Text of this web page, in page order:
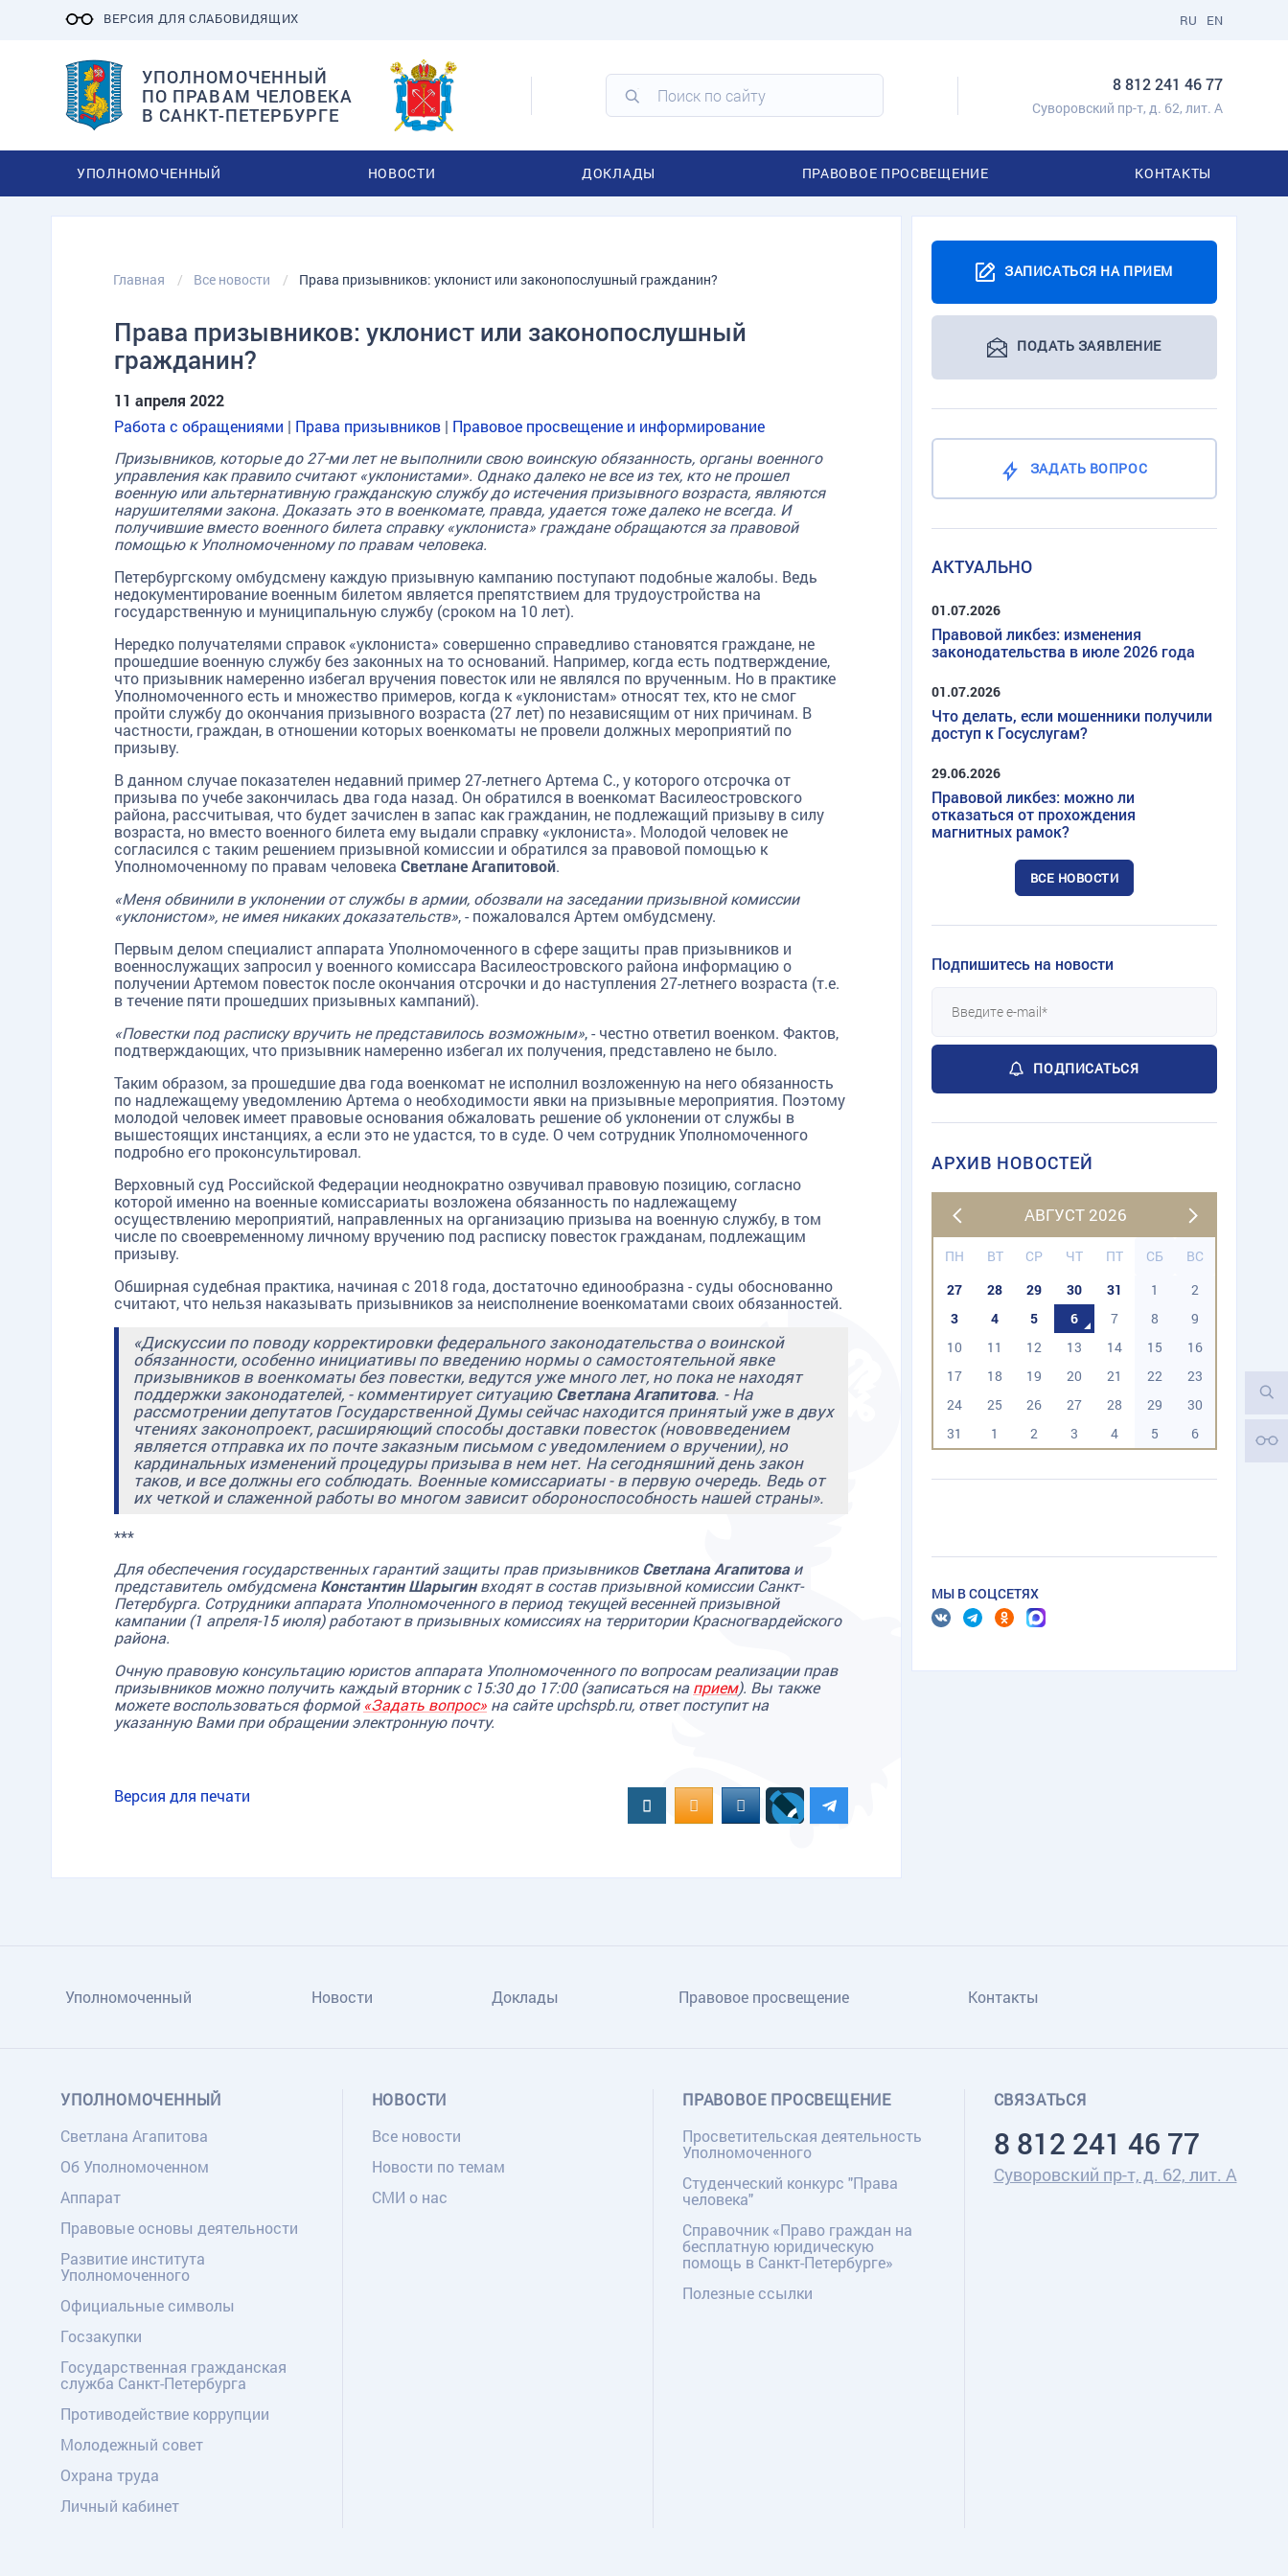
ВЕРСИЯ ДЛЯ СЛАБОВИДЯЩИХ EN
RU
УПОЛНОМОЧЕННЫЙ
ПО ПРАВАМ ЧЕЛОВЕКА
В САНКТ-ПЕТЕРБУРГЕ
8 812 241 46 77
Суворовский пр-т, д. 62, лит. А
УПОЛНОМОЧЕННЫЙ НОВОСТИ ДОКЛАДЫ ПРАВОВОЕ ПРОСВЕЩЕНИЕ КОНТАКТЫ
Главная Все новости Права призывников: уклонист или законопослушный гражданин?
Права призывников: уклонист или законопослушный
гражданин?
11 апреля 2022
Работа с обращениями | Права призывников | Правовое просвещение и информирование
Призывников, которые до 27-ми лет не выполнили свою воинскую обязанность, органы военного
управления как правило считают «уклонистами». Однако далеко не все из тех, кто не прошел
военную или альтернативную гражданскую службу до истечения призывного возраста, являются
нарушителями закона. Доказать это в военкомате, правда, удается тоже далеко не всегда. И
получившие вместо военного билета справку «уклониста» граждане обращаются за правовой
помощью к Уполномоченному по правам человека.
Петербургскому омбудсмену каждую призывную кампанию поступают подобные жалобы. Ведь
недокументирование военным билетом является препятствием для трудоустройства на
государственную и муниципальную службу (сроком на 10 лет).
Нередко получателями справок «уклониста» совершенно справедливо становятся граждане, не
прошедшие военную службу без законных на то оснований. Например, когда есть подтверждение,
что призывник намеренно избегал вручения повесток или не являлся по врученным. Но в практике
Уполномоченного есть и множество примеров, когда к «уклонистам» относят тех, кто не смог
пройти службу до окончания призывного возраста (27 лет) по независящим от них причинам. В
частности, граждан, в отношении которых военкоматы не провели должных мероприятий по
призыву.
В данном случае показателен недавний пример 27-летнего Артема С., у которого отсрочка от
призыва по учебе закончилась два года назад. Он обратился в военкомат Василеостровского
района, рассчитывая, что будет зачислен в запас как гражданин, не подлежащий призыву в силу
возраста, но вместо военного билета ему выдали справку «уклониста». Молодой человек не
согласился с таким решением призывной комиссии и обратился за правовой помощью к
Уполномоченному по правам человека Светлане Агапитовой.
«Меня обвинили в уклонении от службы в армии, обозвали на заседании призывной комиссии
«уклонистом», не имея никаких доказательств», - пожаловался Артем омбудсмену.
Первым делом специалист аппарата Уполномоченного в сфере защиты прав призывников и
военнослужащих запросил у военного комиссара Василеостровского района информацию о
получении Артемом повесток после окончания отсрочки и до наступления 27-летнего возраста (т.е.
в течение пяти прошедших призывных кампаний).
«Повестки под расписку вручить не представилось возможным», - честно ответил военком. Фактов,
подтверждающих, что призывник намеренно избегал их получения, представлено не было.
Таким образом, за прошедшие два года военкомат не исполнил возложенную на него обязанность
по надлежащему уведомлению Артема о необходимости явки на призывные мероприятия. Поэтому
молодой человек имеет правовые основания обжаловать решение об уклонении от службы в
вышестоящих инстанциях, а если это не удастся, то в суде. О чем сотрудник Уполномоченного
подробно его проконсультировал.
Верховный суд Российской Федерации неоднократно озвучивал правовую позицию, согласно
которой именно на военные комиссариаты возложена обязанность по надлежащему
осуществлению мероприятий, направленных на организацию призыва на военную службу, в том
числе по своевременному личному вручению под расписку повесток гражданам, подлежащим
призыву.
Обширная судебная практика, начиная с 2018 года, достаточно единообразна - суды обоснованно
считают, что нельзя наказывать призывников за неисполнение военкоматами своих обязанностей.
«Дискуссии по поводу корректировки федерального законодательства о воинской
обязанности, особенно инициативы по введению нормы о самостоятельной явке
призывников в военкоматы без повестки, ведутся уже много лет, но пока не находят
поддержки законодателей, - комментирует ситуациюСветлана Агапитова. - На
рассмотрении депутатов Государственной Думы сейчас находится принятый уже в двух
чтениях законопроект, расширяющий способы доставки повесток (нововведением
является отправка их по почте заказным письмом с уведомлением о вручении), но
кардинальных изменений процедуры призыва в нем нет. На сегодняшний день закон
таков, и все должны его соблюдать. Военные комиссариаты - в первую очередь. Ведь от
их четкой и слаженной работы во многом зависит обороноспособность нашей страны».
***
Для обеспечения государственных гарантий защиты прав призывниковСветлана Агапитоваи
представитель омбудсменаКонстантин Шарыгинвходят в состав призывной комиссии Санкт-
Петербурга. Сотрудники аппарата Уполномоченного в период текущей весенней призывной
кампании (1 апреля-15 июля) работают в призывных комиссиях на территории Красногвардейского
района.
Очную правовую консультацию юристов аппарата Уполномоченного по вопросам реализации прав
призывников можно получить каждый вторник с 15:30 до 17:00 (записаться наприем). Вы также
можете воспользоваться формой «Задать вопрос» на сайте upchspb.ru, ответ поступит на
указанную Вами при обращении электронную почту.
Версия для печати ВконтактеOK.RUMAIL.RU
ЗАПИСАТЬСЯ НА ПРИЕМ
ПОДАТЬ ЗАЯВЛЕНИЕ
ЗАДАТЬ ВОПРОС
АКТУАЛЬНО
01.07.2026
Правовой ликбез: изменения
законодательства в июле 2026 года
01.07.2026
Что делать, если мошенники получили
доступ к Госуслугам?
29.06.2026
Правовой ликбез: можно ли
отказаться от прохождения
магнитных рамок?
ВСЕ НОВОСТИ
Подпишитесь на новости
ПОДПИСАТЬСЯ
АРХИВ НОВОСТЕЙ
АВГУСТ 2026
ПН ВТ СР ЧТ ПТ СБ
ВС
27
28 29 30 31 1
2
3
4 5 6 7 8
9
10
11 12 13 14 15
16
17
18 19 20 21 22
23
24
25 26 27 28 29
30
31
1 2 3 4 5 6
МЫ В СОЦСЕТЯХ
Уполномоченный Новости Доклады Правовое просвещение Контакты
СВЯЗАТЬСЯ
8 812 241 46 77
Суворовский пр-т, д. 62, лит. А
УПОЛНОМОЧЕННЫЙ
Светлана Агапитова
Об Уполномоченном
Аппарат
Правовые основы деятельности
Развитие института
Уполномоченного
Официальные символы
Госзакупки
Государственная гражданская
служба Санкт-Петербурга
Противодействие коррупции
Молодежный совет
Охрана труда
Личный кабинет
НОВОСТИ
Все новости
Новости по темам
СМИ о нас
ПРАВОВОЕ ПРОСВЕЩЕНИЕ
Просветительская деятельность
Уполномоченного
Студенческий конкурс "Права
человека"
Справочник «Право граждан на
бесплатную юридическую
помощь в Санкт-Петербурге»
Полезные ссылки